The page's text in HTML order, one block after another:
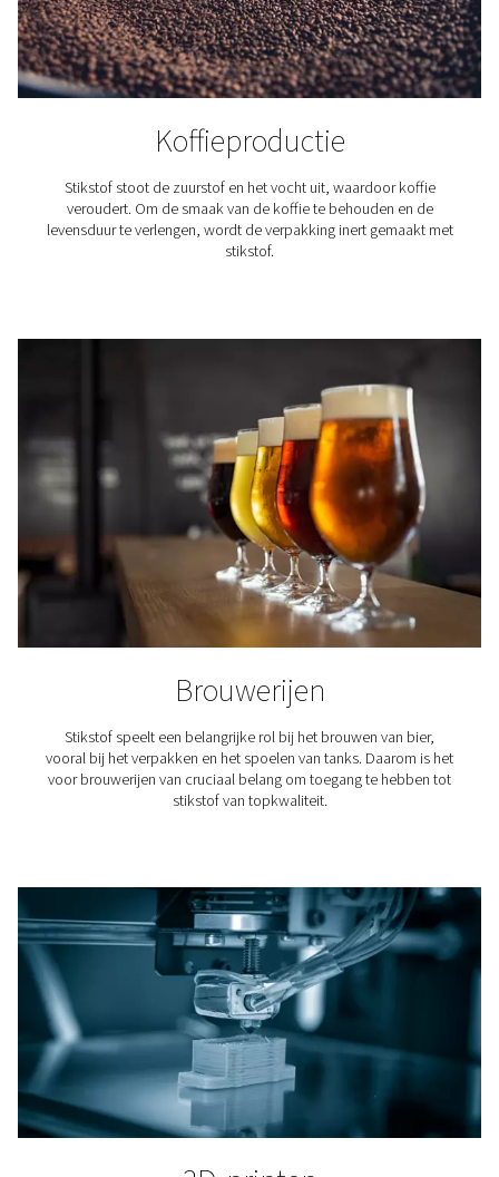
ROI vergeleken met
stikstof
Investeren in een industriële stikstofgenerator voor de
stikstofgastoevoer via stikstof in flessen of in bulk
leveranciers. De kostprijs per eenheid stikstof die ter
wordt geproduceerd, is aanzienlijk lager, voornamelijk
wegvallen van leveringskosten, huurkosten voor
tanks en administratieve kosten in verband met het
bestellingen en leveringen.
Bovendien zorgt de stikstofproductie ter plaatse
consistente toevoer van stikstof met de
zuiverheidsniveaus, waardoor afval en inefficiënties in
met het hanteren en opslaan van stikstof in flessen
van de bedrijfskosten en de mogelijkheid om
stikstofproductie op te schalen zonder exponentieel
kosten te maken.
Gewoonlijk kunnen bedrijven de initiële investering
periode worden de kostenbesparingen nog
waardoor stikstofopwekking op locatie een
verstandige keuze is voor industrieën die afhankelijk
stabiele stikstofgastoevoer.
Waar wordt stikstof